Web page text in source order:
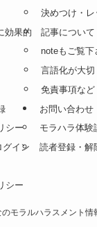
効果的
決めつけ・レ
記事について
noteもご覧下
言語化が大切
免責事項など
シー
グイン
シー
お問い合わせ
モラハラ体験
読者登録・解
モラルハラスメント情